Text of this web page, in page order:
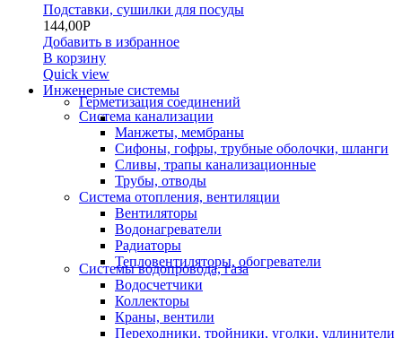
Подставки, сушилки для посуды
144,00Р
Добавить в избранное
В корзину
Quick view
Инженерные системы
Герметизация соединений
Система канализации
Манжеты, мембраны
Сифоны, гофры, трубные оболочки, шланги
Сливы, трапы канализационные
Трубы, отводы
Система отопления, вентиляции
Вентиляторы
Водонагреватели
Радиаторы
Тепловентиляторы, обогреватели
Системы водопровода, газа
Водосчетчики
Коллекторы
Краны, вентили
Переходники, тройники, уголки, удлинители